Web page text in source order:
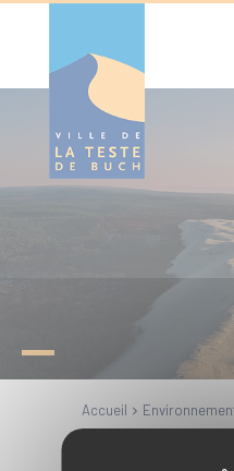
Accueil
Cookies management panel